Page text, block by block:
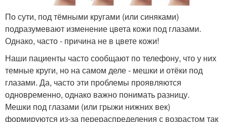
По сути, под тёмными кругами (или синяками)
подразумевают изменение цвета кожи под глазами.
Однако, часто - причина не в цвете кожи!
Наши пациенты часто сообщают по телефону, что у них
темные круги, но на самом деле - мешки и отёки под
глазами. Да, часто эти проблемы проявляются
одновременно, однако важно понимать разницу.
Мешки под глазами (или грыжи нижних век)
формируются из-за перераспределения с возрастом так